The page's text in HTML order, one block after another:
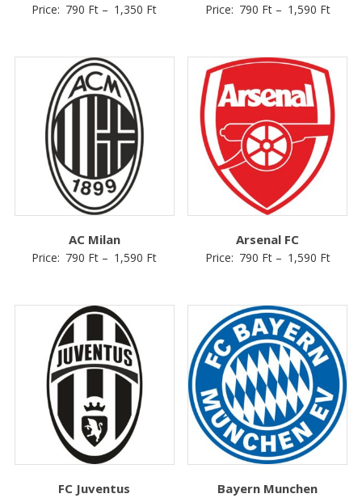
Price: 790 Ft – 1,350 Ft Price: 790 Ft– 1,590 Ft
AC Milan
Price: 790 Ft – 1,590 Ft
Arsenal FC
Price: 790 Ft– 1,590 Ft
FC Juventus Bayern Munchen